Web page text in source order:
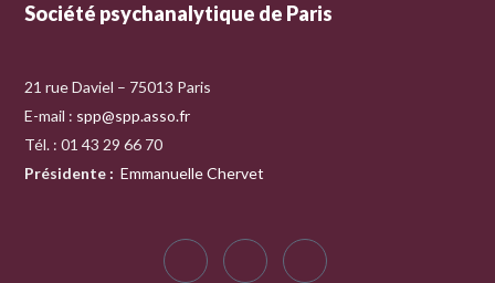
Société psychanalytique de Paris
21 rue Daviel – 75013 Paris
E-mail : spp@spp.asso.fr
Tél. : 01 43 29 66 70
Présidente : Emmanuelle Chervet